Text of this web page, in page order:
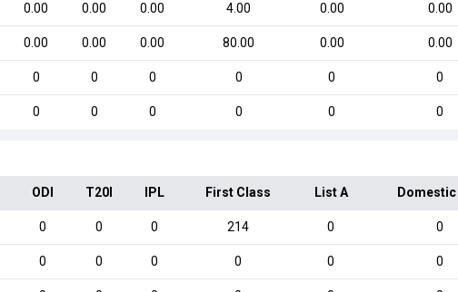
0.00 0.00 0.00 4.00 0.00 0.00
0.00 0.00 0.00 80.00 0.00 0.00
0 0 0 0 0 0
0 0 0 0 0 0
ODI T20I IPL First Class List A
0 0 0 214 0 0
0 0 0 0 0 0